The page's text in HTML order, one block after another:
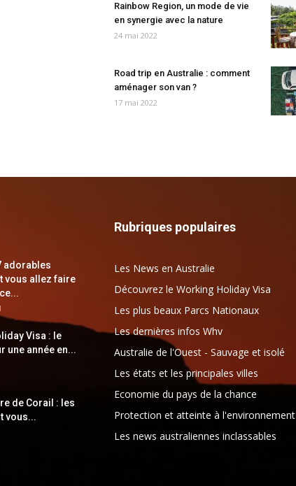
Rainbow Region, un mode de vie
en synergie avec la nature
24 mai 2022
Road trip en Australie : comment
aménager son van ?
17 mai 2022
adorables
vous allez faire
Visa : le
une année en...
de Corail : les
vous...
Rubriques populaires
Les News en Australie
Découvrez le Working Holiday Visa
Les plus beaux Parcs Nationaux
Les dernières infos Whv
Australie de l'Ouest - Sauvage et isolé
Les états et les principales villes
Economie du pays de la chance
Protection et atteinte à l'environnement
Les news australiennes inclassables